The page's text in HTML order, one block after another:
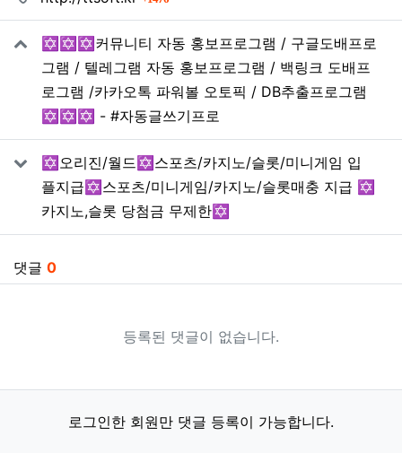
✡️✡️✡️커뮤니티 자동 홍보프로그램 / 구글도배프로
그램 / 텔레그램 자동 홍보프로그램 / 백링크 도배프
로그램 /카카오톡 파워볼 오토픽 / DB추출프로그램
✡️✡️✡️ - #자동글쓰기프로
✡️오리진/월드✡️스포츠/카지노/슬롯/미니게임 입
플지급✡️스포츠/미니게임/카지노/슬롯매충 지급 ✡️
카지노,슬롯 당첨금 무제한✡️
댓글 0
등록된 댓글이 없습니다.
로그인한 회원만 댓글 등록이 가능합니다.